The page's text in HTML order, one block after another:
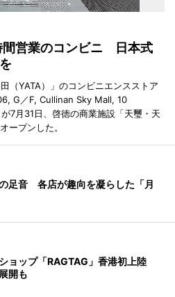
間営業のコンビニ 日本式
（YATA）」のコンビニエンスストア
G／F, Cullinan Sky Mall, 10
7月31日、啓徳の商業施設「天璽・天
ープンした。
足音 各店が趣向を凝らした「月
ョップ「RAGTAG」香港初上陸
開も